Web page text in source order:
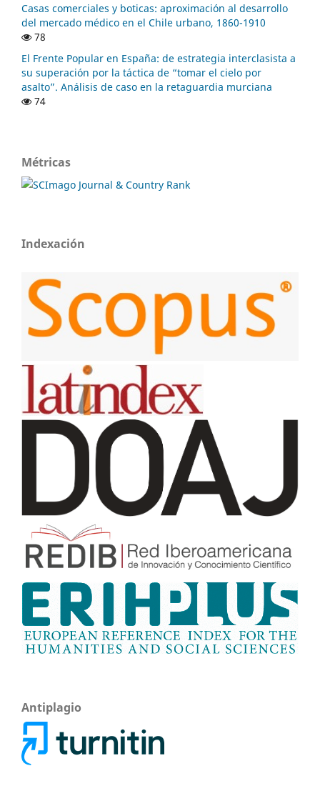
Casas comerciales y boticas: aproximación al desarrollo
del mercado médico en el Chile urbano, 1860-1910
78
El Frente Popular en España: de estrategia interclasista a
su superación por la táctica de “tomar el cielo por
asalto”. Análisis de caso en la retaguardia murciana
74
Métricas
Indexación
Antiplagio